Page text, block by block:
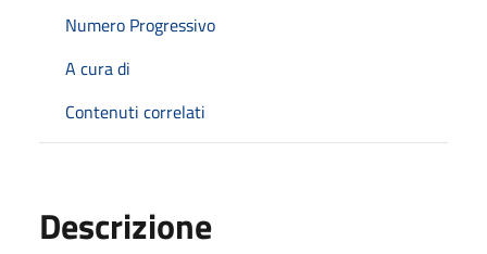
Numero Progressivo
A cura di
Contenuti correlati
Descrizione